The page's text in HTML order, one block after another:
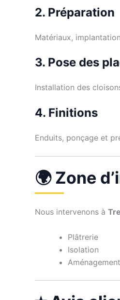
2. Préparation
Matériaux,
3. Pose des
Installation des
4. Finitions
Enduits, ponçage et
🌍 Zone
Nous intervenons à
Plâtrerie
Isolation